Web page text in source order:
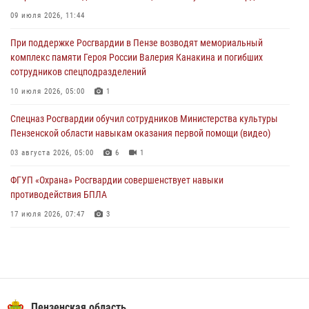
В Пензе сотрудники Росгвардии задержали мужчину, который
дома
03 августа 2026, 05:59
Росгвардейцы Пензенской области отмечают 35-летие дежурной
03 августа 2026, 05:15
09 июля 2026, 11:44
При поддержке Росгвардии в Пензе возводят мемориальный
комплекс памяти Героя России Валерия Канакина и погибших
сотрудников спецподразделений
10 июля 2026, 05:00 1
Спецназ Росгвардии обучил сотрудников Министерства культуры
Пензенской области навыкам оказания первой помощи (видео)
03 августа 2026, 05:00 6 1
ФГУП «Охрана» Росгвардии совершенствует навыки
противодействия БПЛА
17 июля 2026, 07:47 3
Пензенский спецназ Росгвардии готовит студентов к окружному